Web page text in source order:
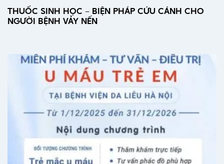
THUỐC SINH HỌC – BIỆN PHÁP CỨU CÁNH CHO
NGƯỜI BỆNH VẢY NẾN